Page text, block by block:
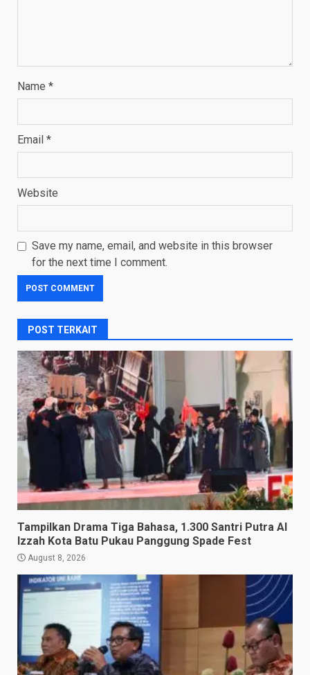
Name *
Email *
Website
Save my name, email, and website in this browser
for the next time I comment.
POST TERKAIT
Tampilkan Drama Tiga Bahasa, 1.300 Santri Putra Al
Izzah Kota Batu Pukau Panggung Spade Fest
August 8, 2026